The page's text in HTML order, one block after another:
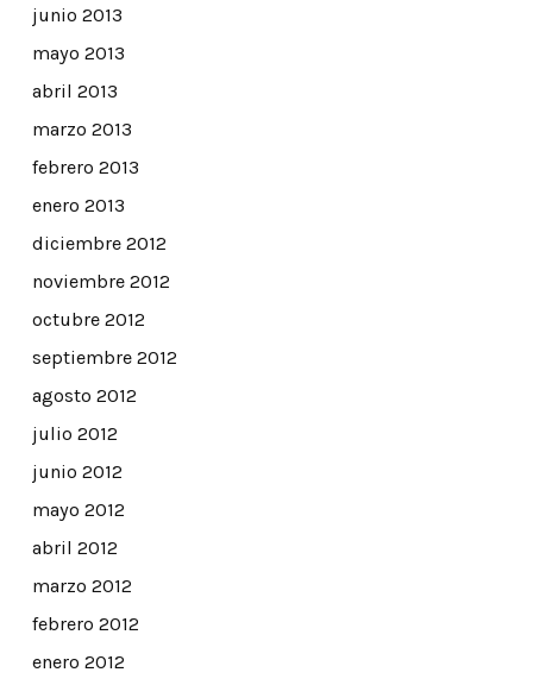
junio 2013
mayo 2013
abril 2013
marzo 2013
febrero 2013
enero 2013
diciembre 2012
noviembre 2012
octubre 2012
septiembre 2012
agosto 2012
julio 2012
junio 2012
mayo 2012
abril 2012
marzo 2012
febrero 2012
enero 2012